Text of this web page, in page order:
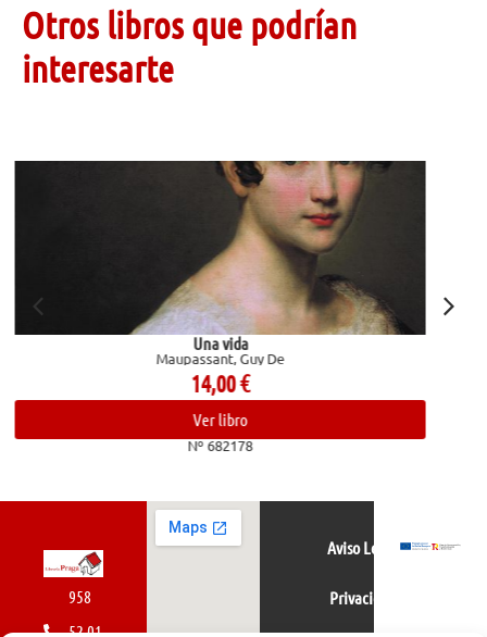
Otros libros que podrían
interesarte
Martín Gaite, Carmen; Magrinyà, Luis
Nº 682952
958
52 01
Aviso Legal
Privacidad